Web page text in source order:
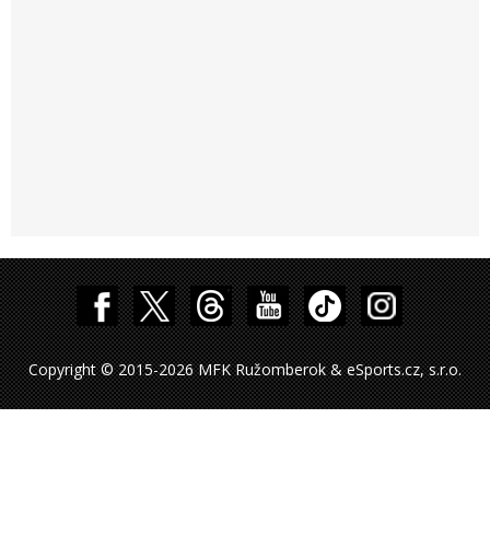
Copyright © 2015-2026 MFK Ružomberok & eSports.cz, s.r.o.